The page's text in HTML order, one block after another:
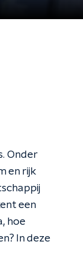
Onder
en rijk
een
hoe
In deze